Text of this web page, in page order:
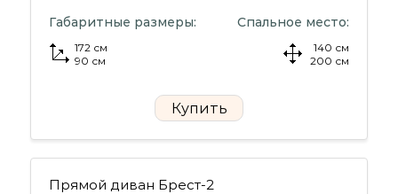
Габаритные размеры:
172 см
90 см
Спальное место:
140 см
200 см
Купить
Прямой диван Брест-2